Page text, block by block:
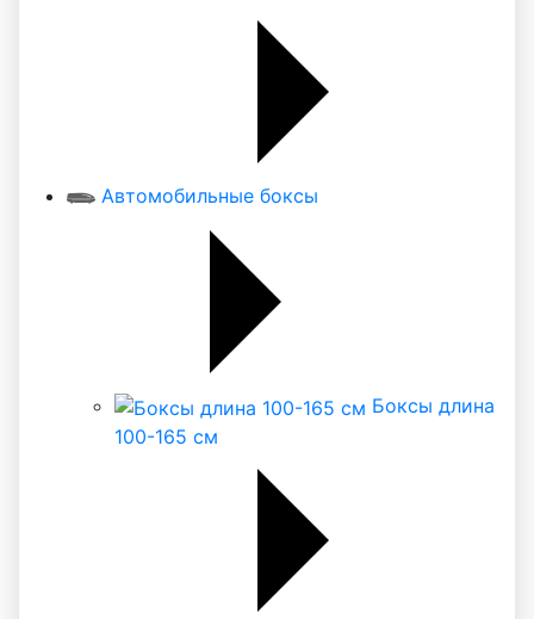
Автомобильные боксы
Боксы длина
100-165 см